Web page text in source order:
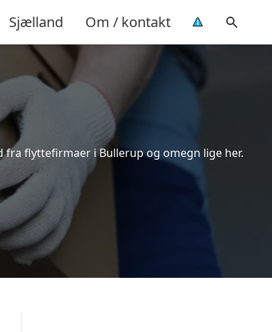
Sjælland Om / kontakt
flyttefirmaer i Bullerup og omegn lige her.